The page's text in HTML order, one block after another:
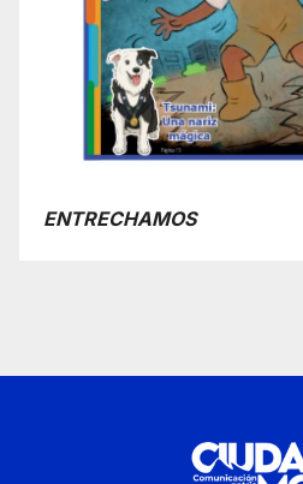
ENTRECHAMOS